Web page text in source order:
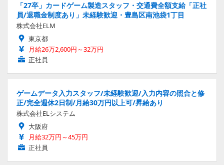
「27卒」カードゲーム製造スタッフ・交通費全額支給「正社
員/退職金制度あり」未経験歓迎・豊島区南池袋1丁目
株式会社ELM
東京都
月給26万2,600円～32万円
正社員
ゲームデータ入力スタッフ/未経験歓迎/入力内容の照合と修
正/完全週休2日制/月給30万円以上可/昇給あり
株式会社ELシステム
大阪府
月給32万円～45万円
正社員